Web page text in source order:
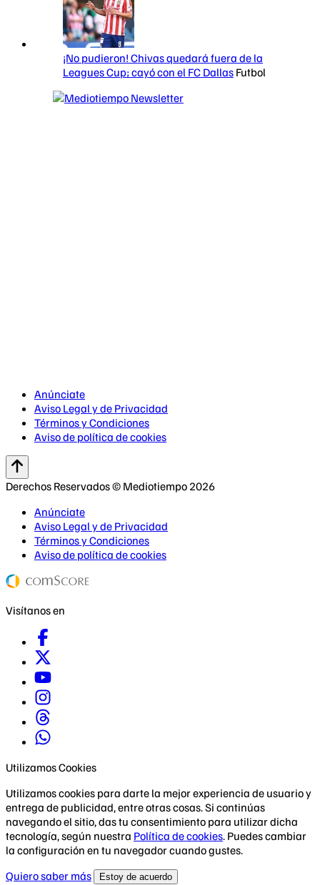
¡No pudieron! Chivas quedará fuera de la
Leagues Cup; cayó con el FC Dallas Futbol
Anúnciate
Aviso Legal y de Privacidad
Términos y Condiciones
Aviso de política de cookies
Derechos Reservados © Mediotiempo 2026
Anúnciate
Aviso Legal y de Privacidad
Términos y Condiciones
Aviso de política de cookies
Visítanos en
Utilizamos Cookies
Utilizamos cookies para darte la mejor experiencia de usuario y
entrega de publicidad, entre otras cosas. Si continúas
navegando el sitio, das tu consentimiento para utilizar dicha
tecnología, según nuestra Política de cookies. Puedes cambiar
la configuración en tu navegador cuando gustes.
Quiero saber más
Estoy de acuerdo